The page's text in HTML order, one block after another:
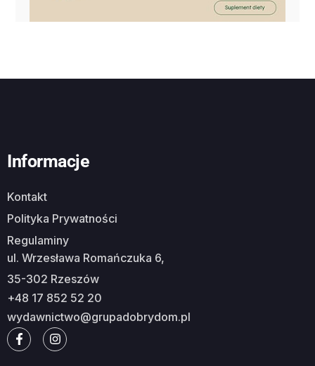
Informacje
Kontakt
Polityka Prywatności
Regulaminy
ul. Wrzesława Romańczuka 6,
35-302 Rzeszów
+48 17 852 52 20
wydawnictwo@grupadobrydom.pl